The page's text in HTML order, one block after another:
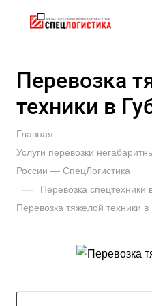
Перевозка
техники в
Главная —
Услуги перевозки
России — СпецЛогистика
— Перевозка спецтехники
Перевозка тяжелой техники в